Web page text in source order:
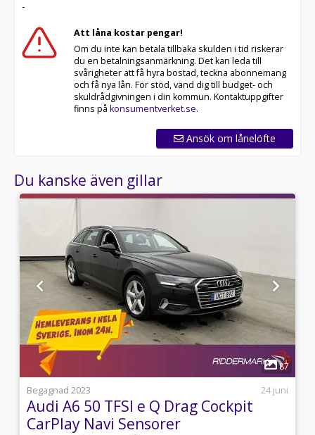
87040 för att kontrollera att fordonet finns kvar! Vi
ordnar en finansiering som passar just dina behov och
tar gärna din bil i inbyte.
Telefontider:
Besökstider i butik:
bagagelucka,Rails,Elhissar,Elspeglar,AC,ACC,Isofix-
fästen,Stolsvärme,AC och
bak,Parkeringssensorer fram,Parkeringssensorer
fram & bak,Parkeringssensor bak
-
Att låna kostar pengar!
Om du inte kan betala tillbaka skulden i tid riskerar
du en betalningsanmärkning. Det kan leda till
svårigheter att få hyra bostad, teckna abonnemang
och få nya lån. För stöd, vänd dig till budget- och
skuldrådgivningen i din kommun. Kontaktuppgifter
finns på konsumentverket.se.
Ansök om lånelöfte
Du kanske även gillar
87
Begagnad 2023
24 juni
Audi A6 50 TFSI e Q Drag Cockpit
CarPlay Navi Sensorer